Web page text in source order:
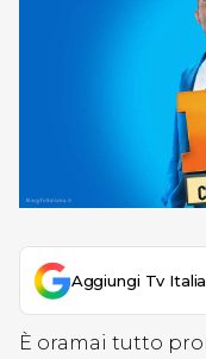
Aggiungi Tv
È oramai tutto